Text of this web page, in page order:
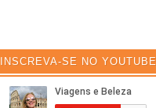
INSCREVA-SE NO YOUTUBE